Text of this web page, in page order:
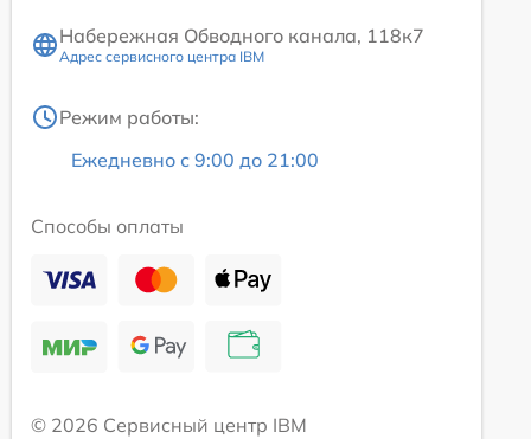
Набережная Обводного канала, 118к7
Адрес сервисного центра IBM
Режим работы:
Ежедневно с 9:00 до 21:00
Способы оплаты
© 2026 Сервисный центр IBM